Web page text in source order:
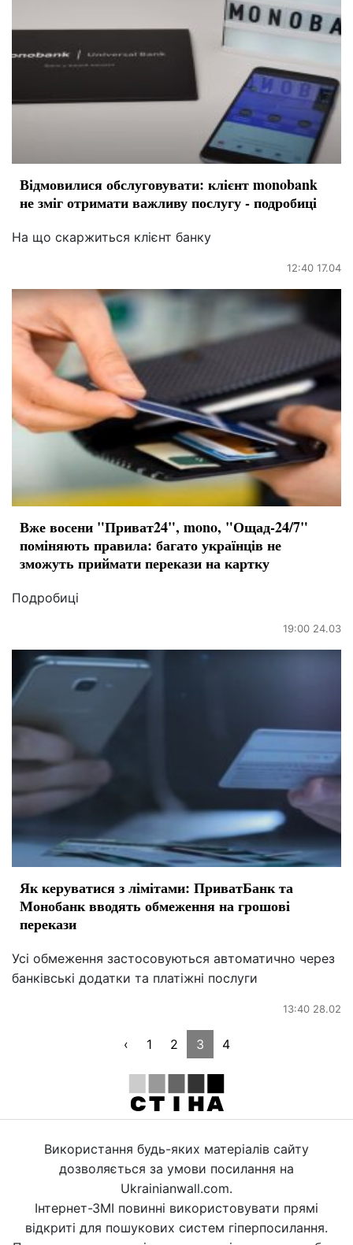
Відмовилися обслуговувати: клієнт monobank
не зміг отримати важливу послугу - подробиці
На що скаржиться клієнт банку
12:40 17.04
Вже восени "Приват24", mono, "Ощад-24/7"
поміняють правила: багато українців не
зможуть приймати перекази на картку
Подробиці
19:00 24.03
Як керуватися з лімітами: ПриватБанк та
Монобанк вводять обмеження на грошові
перекази
Усі обмеження застосовуються автоматично через
банківські додатки та платіжні послуги
13:40 28.02
‹ 1 2 3 4
Використання будь-яких матеріалів сайту
дозволяється за умови посилання на
Ukrainianwall.com.
Інтернет-ЗМІ повинні використовувати прямі
відкриті для пошукових систем гіперпосилання.